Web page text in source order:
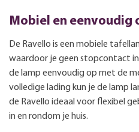
Mobiel en eenvoudig
De Ravello is een mobiele
waardoor je geen stopcontact
de lamp eenvoudig op met de
volledige lading kun je de lamp
de Ravello ideaal voor flexibel
in en rondom je huis.